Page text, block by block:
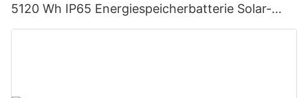
5120 Wh IP65 Energiespeicherbatterie Solar-
Heimsysteme